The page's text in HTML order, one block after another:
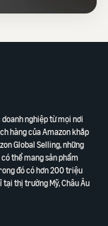
nghiệp từ mọi nơi
hàng của Amazon khắp
Global Selling, những
thể mang sản phẩm
đó có hơn 200 triệu
thị trường Mỹ, Châu Âu